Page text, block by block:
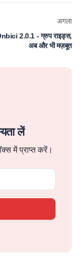
अगला
2.0.1 - ग्रुप राइड्स,
अब और भी मज़बूत
लें
में प्राप्त करें।